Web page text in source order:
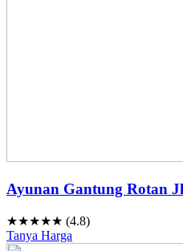
Ayunan Gantung Rotan
★★★★★ (4.8)
Tanya Harga